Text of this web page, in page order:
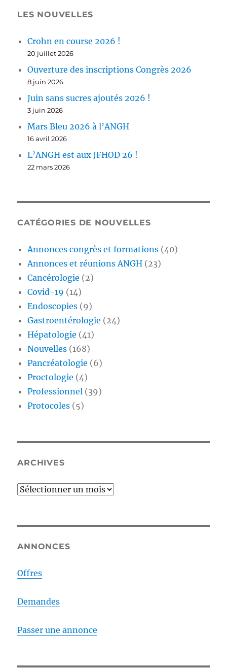
LES NOUVELLES
Crohn en course 2026 !
20 juillet 2026
Ouverture des inscriptions Congrès 2026
8 juin 2026
Juin sans sucres ajoutés 2026 !
3 juin 2026
Mars Bleu 2026 à l’ANGH
16 avril 2026
L’ANGH est aux JFHOD 26 !
22 mars 2026
CATÉGORIES DE NOUVELLES
Annonces congrès et formations (40)
Annonces et réunions ANGH (23)
Cancérologie (2)
Covid-19 (14)
Endoscopies (9)
Gastroentérologie (24)
Hépatologie (41)
Nouvelles (168)
Pancréatologie (6)
Proctologie (4)
Professionnel (39)
Protocoles (5)
ARCHIVES
Archives
ANNONCES
Offres
Demandes
Passer une annonce